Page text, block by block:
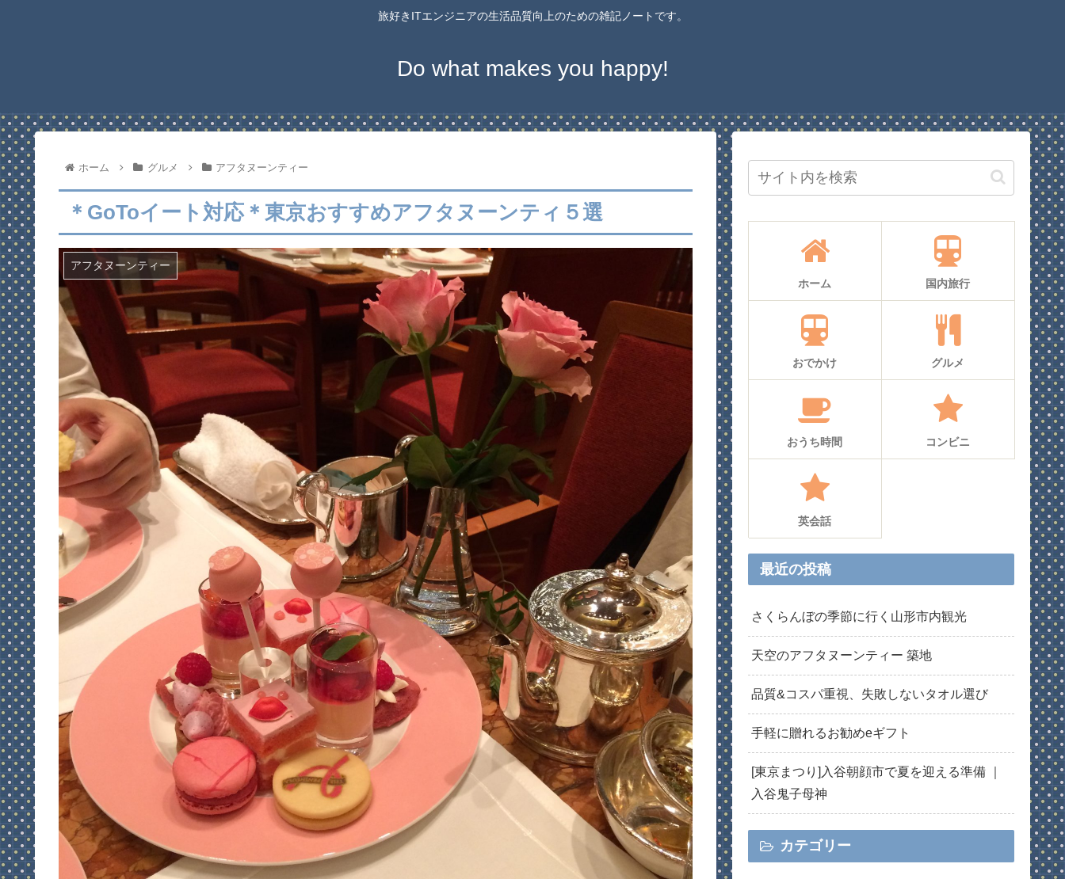
旅好きITエンジニアの生活品質向上のための雑記ノートです。
Do what makes you happy!
ホーム グルメ アフタヌーンティー
＊GoToイート対応＊東京おすすめアフタヌーンティ５選
アフタヌーンティー
ホーム 国内旅行
おでかけ グルメ
おうち時間 コンビニ
英会話
最近の投稿
さくらんぼの季節に行く山形市内観光
天空のアフタヌーンティー 築地
品質&コスパ重視、失敗しないタオル選び
手軽に贈れるお勧めeギフト
[東京まつり]入谷朝顔市で夏を迎える準備 ｜
入谷鬼子母神
カテゴリー